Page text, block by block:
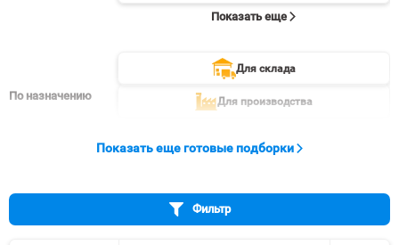
Показать еще
По назначению
Для склада
Для производства
Показать еще готовые подборки
Фильтр